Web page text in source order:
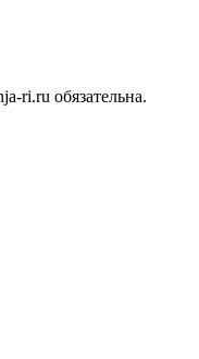
ri.ru обязательна.